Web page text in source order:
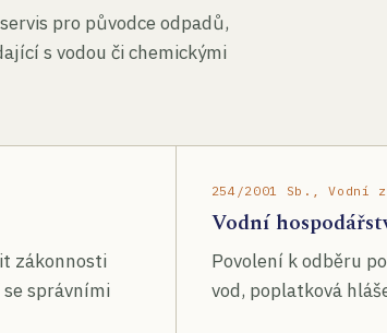
pro původce odpadů,
s vodou či chemickými
zákonnosti
správními
254/2001 Sb., Vodní
Vodní
Povolení k odběru
vod, poplatková